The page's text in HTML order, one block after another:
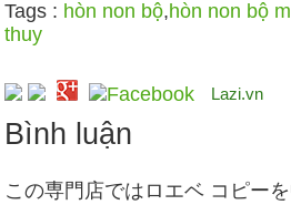
Tags : hòn non bộ,hòn non bộ
thuy
Lazi.vn
Bình luận
この専門店ではロエベ コピー